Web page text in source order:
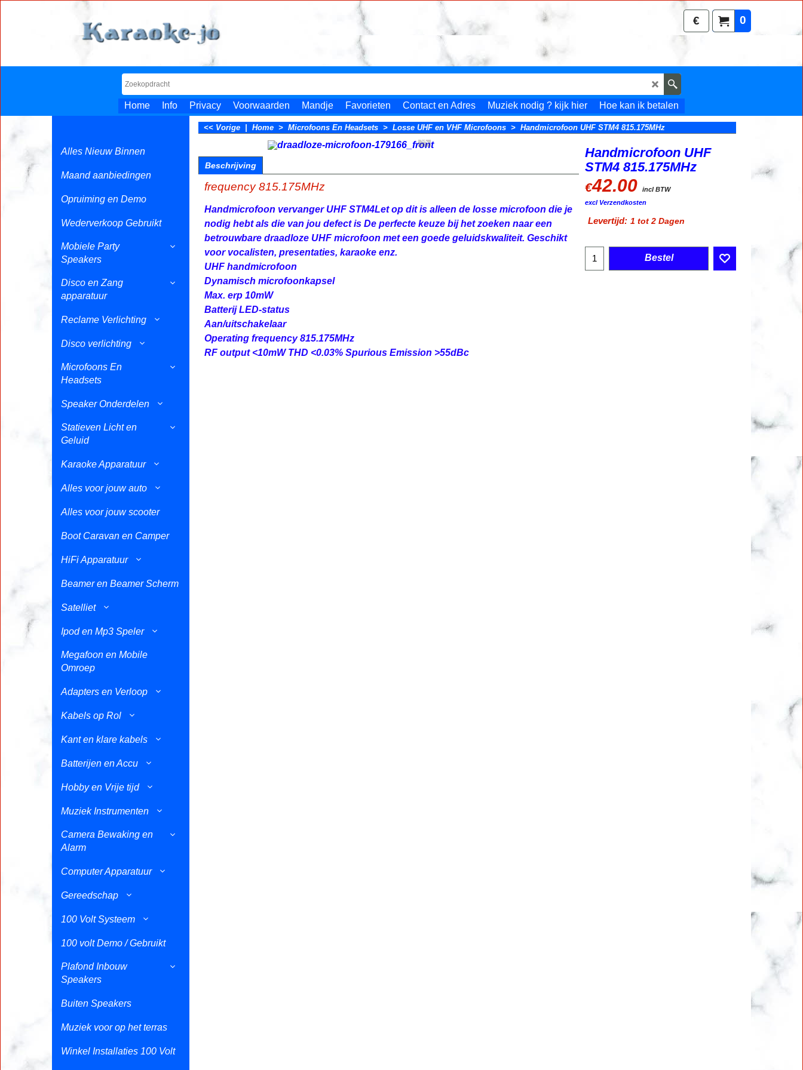
0
€
Home Info Privacy Voorwaarden Mandje Favorieten Contact en Adres Muziek nodig ? kijk hier Hoe kan ik betalen
Alles Nieuw Binnen
Maand aanbiedingen
Opruiming en Demo
Wederverkoop Gebruikt
Mobiele Party
Speakers
Disco en Zang
apparatuur
Reclame Verlichting
Disco verlichting
Microfoons En
Headsets
Speaker Onderdelen
Statieven Licht en
Geluid
Karaoke Apparatuur
Alles voor jouw auto
Alles voor jouw scooter
Boot Caravan en Camper
HiFi Apparatuur
Beamer en Beamer Scherm
Satelliet
Ipod en Mp3 Speler
Megafoon en Mobile
Omroep
Adapters en Verloop
Kabels op Rol
Kant en klare kabels
Batterijen en Accu
Hobby en Vrije tijd
Muziek Instrumenten
Camera Bewaking en
Alarm
Computer Apparatuur
Gereedschap
100 Volt Systeem
100 volt Demo / Gebruikt
Plafond Inbouw
Speakers
Buiten Speakers
Muziek voor op het terras
Winkel Installaties 100 Volt
<< Vorige Home > Microfoons En Headsets > Losse UHF en VHF Microfoons > Handmicrofoon UHF STM4 815.175MHz
Handmicrofoon UHF
STM4 815.175MHz
€42.00
incl BTW
excl Verzendkosten
Levertijd: 1 tot 2 Dagen
Bestel
Beschrijving
frequency 815.175MHz
Handmicrofoon vervanger UHF STM4Let op dit is alleen de losse microfoon die je
nodig hebt als die van jou defect is De perfecte keuze bij het zoeken naar een
betrouwbare draadloze UHF microfoon met een goede geluidskwaliteit. Geschikt
voor vocalisten, presentaties, karaoke enz.
UHF handmicrofoon
Dynamisch microfoonkapsel
Max. erp 10mW
Batterij LED-status
Aan/uitschakelaar
Operating frequency 815.175MHz
RF output <10mW THD <0.03% Spurious Emission >55dBc